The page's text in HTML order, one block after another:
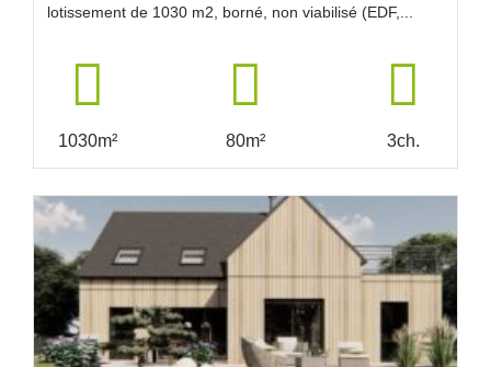
lotissement de 1030 m2, borné, non viabilisé (EDF,...
1030m² 80m² 3ch.